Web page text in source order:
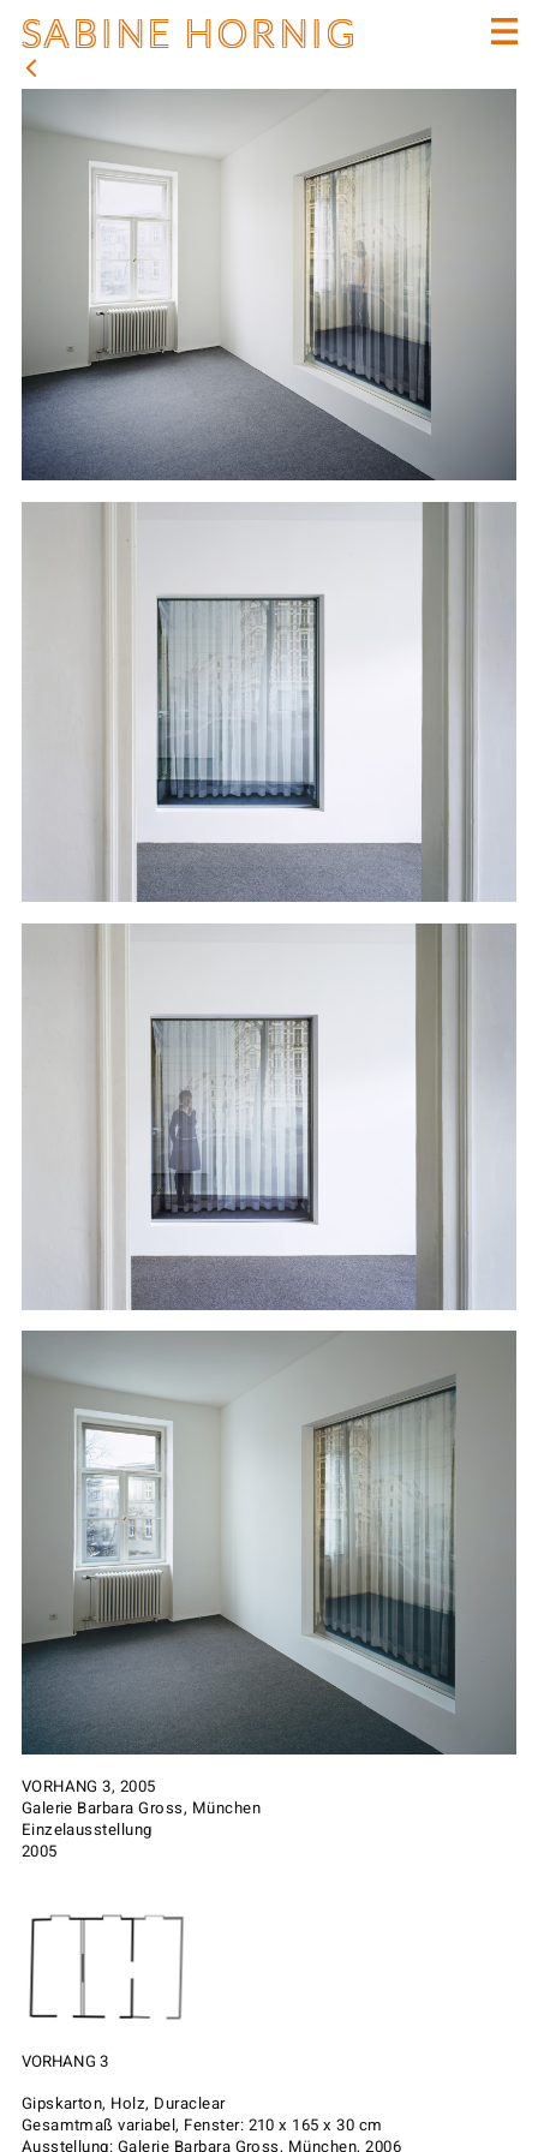
SABINE HORNIG
VORHANG 3, 2005
Galerie Barbara Gross, München
Einzelausstellung
2005
VORHANG 3
Gipskarton, Holz, Duraclear
Gesamtmaß variabel, Fenster: 210 x 165 x 30 cm
Ausstellung: Galerie Barbara Gross, München, 2006